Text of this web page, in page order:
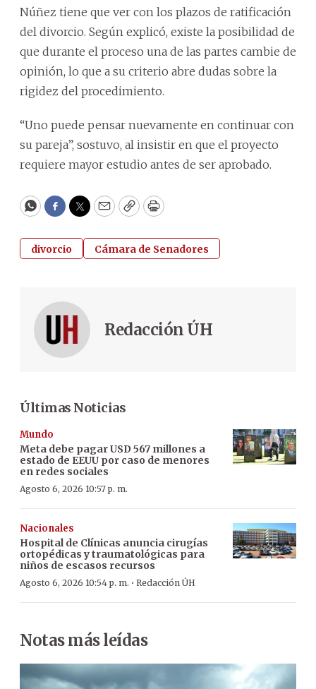
Núñez tiene que ver con los plazos de ratificación
del divorcio. Según explicó, existe la posibilidad de
que durante el proceso una de las partes cambie de
opinión, lo que a su criterio abre dudas sobre la
rigidez del procedimiento.
“Uno puede pensar nuevamente en continuar con
su pareja”, sostuvo, al insistir en que el proyecto
requiere mayor estudio antes de ser aprobado.
WhatsApp
Facebook
Twitter
EmailCopyPrint
divorcio Cámara de Senadores
Redacción ÚH
Últimas Noticias
Mundo
Meta debe pagar USD 567 millones a
estado de EEUU por caso de menores
en redes sociales
Agosto 6, 2026 10:57 p. m.
Nacionales
Hospital de Clínicas anuncia cirugías
ortopédicas y traumatológicas para
niños de escasos recursos
Agosto 6, 2026 10:54 p. m. · Redacción ÚH
Notas más leídas